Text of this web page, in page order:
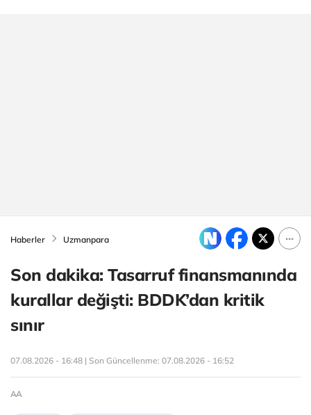
Haberler Uzmanpara
Son dakika: Tasarruf finansmanında
kurallar değişti: BDDK’dan kritik
sınır
07.08.2026 - 16:48 | Son Güncellenme: 07.08.2026 - 16:52
AA